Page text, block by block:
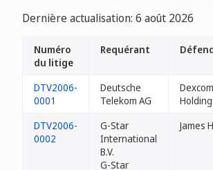
Dernière actualisation: 6 août 2026
Numéro
du litige
Requérant
DTV2006-
0001
Deutsche
Telekom AG
Dexcom
DTV2006-
0002
G-Star
International
B.V.
G-Star
James